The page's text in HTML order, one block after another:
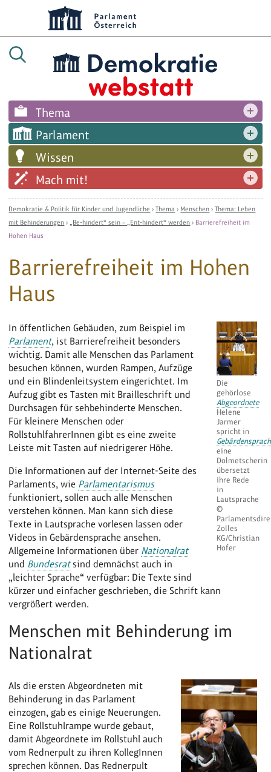
Thema
Parlament
Wissen
Mach mit!
Demokratie & Politik für Kinder und Jugendliche ›Thema › Menschen ›Thema: Leben
mit Behinderungen › „Be-hindert“ sein – „Ent-hindert“ werden › Barrierefreiheit im
Hohen Haus
Barrierefreiheit im Hohen
Haus
Die
gehörlose
Abgeordnete
Helene
Jarmer
spricht in
eine
Dolmetscherin
übersetzt
ihre Rede
in
Lautsprache
©
Zolles
KG/Christian
Hofer
In öffentlichen Gebäuden, zum Beispiel im
Parlament, ist Barrierefreiheit besonders
wichtig. Damit alle Menschen das Parlament
besuchen können, wurden Rampen, Aufzüge
und ein Blindenleitsystem eingerichtet. Im
Aufzug gibt es Tasten mit Brailleschrift und
Durchsagen für sehbehinderte Menschen.
Für kleinere Menschen oder
RollstuhlfahrerInnen gibt es eine zweite
Leiste mit Tasten auf niedrigerer Höhe.
Die Informationen auf der Internet-Seite des
Parlaments, wie Parlamentarismus
funktioniert, sollen auch alle Menschen
verstehen können. Man kann sich diese
Texte in Lautsprache vorlesen lassen oder
Videos in Gebärdensprache ansehen.
Allgemeine Informationen über Nationalrat
und Bundesratsind demnächst auch in
„leichter Sprache“ verfügbar: Die Texte sind
kürzer und einfacher geschrieben, die Schrift kann
vergrößert werden.
Menschen mit Behinderung im
Nationalrat
Als die ersten Abgeordneten mit
Behinderung in das Parlament
einzogen, gab es einige Neuerungen.
Eine Rollstuhlrampe wurde gebaut,
damit Abgeordnete im Rollstuhl auch
vom Rednerpult zu ihren KollegInnen
sprechen können. Das Rednerpult